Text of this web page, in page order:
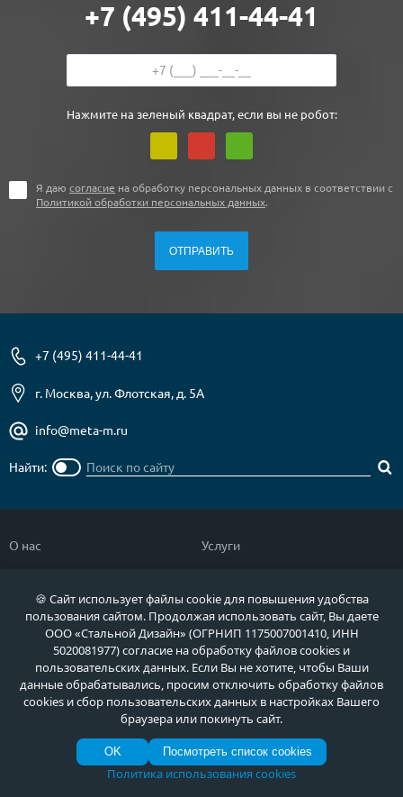
+7 (495) 411-44-41
Нажмите на зеленый квадрат, если вы не робот:
Я даю согласие на обработку персональных данных в соответствии с
Политикой обработки персональных данных.
+7 (495) 411-44-41
г. Москва, ул. Флотская, д. 5А
info@meta-m.ru
Найти:
О нас
Полезное
Новости
Услуги
Документы
Фото продукции
Гарантии и возврат
Каталог дверей
Двери со скидкой
Популярные двери
Двери в дом
Парадные двери
Двери в квартиру
🍪 Сайт использует файлы cookie для повышения удобства
пользования сайтом. Продолжая использовать сайт, Вы даете
ООО «Стальной Дизайн» (ОГРНИП 1175007001410, ИНН
5020081977) согласие на обработку файлов cookies и
пользовательских данных. Если Вы не хотите, чтобы Ваши
данные обрабатывались, просим отключить обработку файлов
cookies и сбор пользовательских данных в настройках Вашего
браузера или покинуть сайт.
OK Посмотреть список cookies
Политика использования cookies